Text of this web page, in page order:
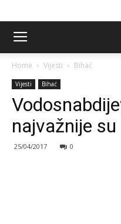
Home Vijesti Bihać
Vijesti Bihać
najvažnije
25/04/2017 0